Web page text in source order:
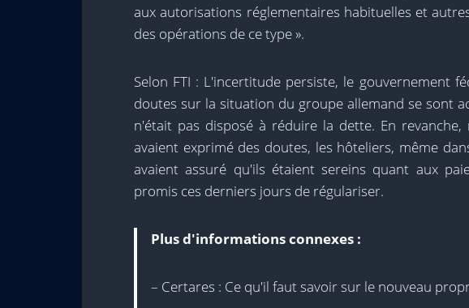
aux autorisations réglementaires habituelles et
des opérations de ce type ».
Selon FTI : L'incertitude persiste, le gouvernement
doutes sur la situation du groupe allemand se sont
n'était pas disposé à réduire la dette. En revanche,
avaient exprimé des doutes, les hôteliers, même
avaient assuré qu'ils étaient sereins quant aux
promis ces derniers jours de régulariser.
Plus d'informations connexes :
– Certares : Ce qu'il faut savoir sur le nouveau